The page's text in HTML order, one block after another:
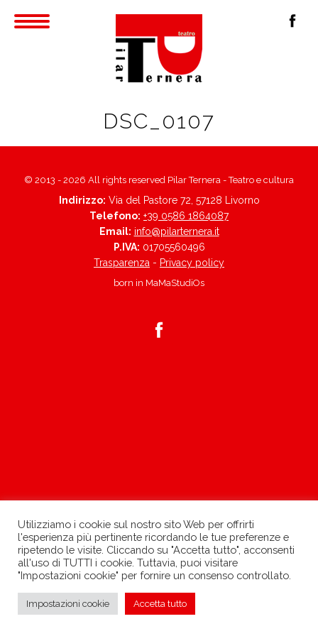
DSC_0107
»
© 2013 - 2026 All rights reserved Pilar Ternera - Teatro e cultura
Indirizzo: Via del Pastore 72, 57128 Livorno
Telefono: +39 0586 1864087
Email: info@pilarternera.it
P.IVA: 01705560496
Trasparenza - Privacy policy
born in MaMaStudiOs
Utilizziamo i cookie sul nostro sito Web per offrirti
l'esperienza più pertinente ricordando le tue preferenze e
ripetendo le visite. Cliccando su "Accetta tutto", acconsenti
all'uso di TUTTI i cookie. Tuttavia, puoi visitare
"Impostazioni cookie" per fornire un consenso controllato.
Impostazioni cookie Accetta tutto